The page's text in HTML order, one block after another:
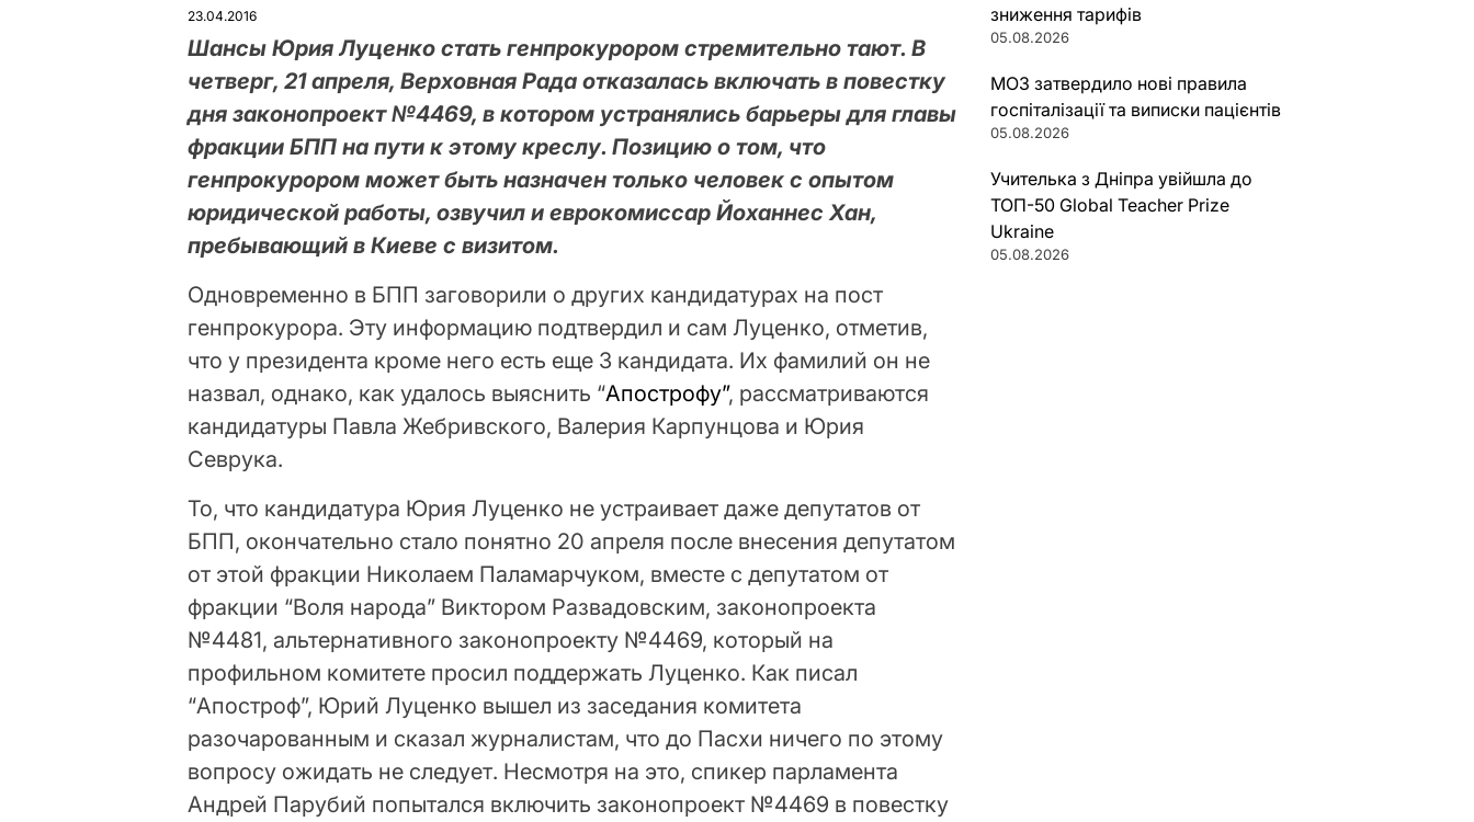
23.04.2016
Шансы Юрия Луценко стать генпрокурором стремительно тают. В
четверг, 21 апреля, Верховная Рада отказалась включать в повестку
дня законопроект №4469, в котором устранялись барьеры для главы
фракции БПП на пути к этому креслу. Позицию о том, что
генпрокурором может быть назначен только человек с опытом
юридической работы, озвучил и еврокомиссар Йоханнес Хан,
пребывающий в Киеве с визитом.
Одновременно в БПП заговорили о других кандидатурах на пост
генпрокурора. Эту информацию подтвердил и сам Луценко, отметив,
что у президента кроме него есть еще 3 кандидата. Их фамилий он не
назвал, однако, как удалось выяснить “Апострофу”, рассматриваются
кандидатуры Павла Жебривского, Валерия Карпунцова и Юрия
Севрука.
То, что кандидатура Юрия Луценко не устраивает даже депутатов от
БПП, окончательно стало понятно 20 апреля после внесения депутатом
от этой фракции Николаем Паламарчуком, вместе с депутатом от
фракции “Воля народа” Виктором Развадовским, законопроекта
№4481, альтернативного законопроекту №4469, который на
профильном комитете просил поддержать Луценко. Как писал
“Апостроф”, Юрий Луценко вышел из заседания комитета
разочарованным и сказал журналистам, что до Пасхи ничего по этому
вопросу ожидать не следует. Несмотря на это, спикер парламента
Андрей Парубий попытался включить законопроект №4469 в повестку
зниження тарифів
05.08.2026
МОЗ затвердило нові правила
госпіталізації та виписки пацієнтів
05.08.2026
Учителька з Дніпра увійшла до
ТОП-50 Global Teacher Prize
Ukraine
05.08.2026